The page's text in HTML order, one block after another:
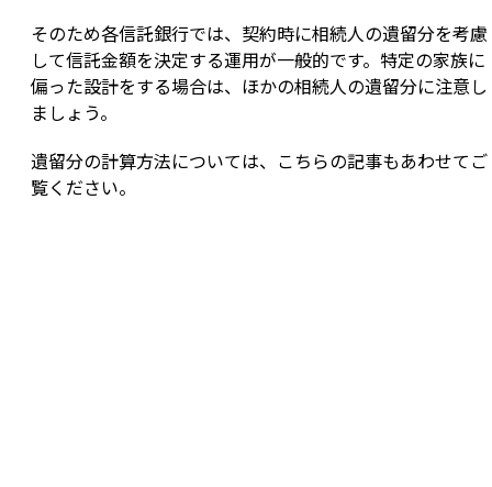
そのため各信託銀行では、契約時に相続人の遺留分を考慮
して信託金額を決定する運用が一般的です。特定の家族に
偏った設計をする場合は、ほかの相続人の遺留分に注意し
ましょう。
遺留分の計算方法については、こちらの記事もあわせてご
覧ください。